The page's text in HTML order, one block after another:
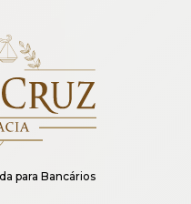
para Bancários